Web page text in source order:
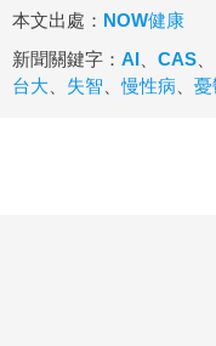
本文出處： NOW健康
新聞關鍵字： AI CAS
台大
失智 、慢性病 憂